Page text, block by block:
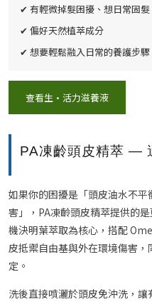
✔ 有輕微掉髮困擾、想日常固髮
✔ 偏好天然植萃成分
✔ 想要輕鬆融入日常的養護步驟
查看生·活力滋養液
PA凍齡頭皮精萃 —
如果你的困擾是「頭皮油水不
害」，PA凍齡頭皮精萃提供的
機決明葉萃取為核心，搭配
皮抵禦自由基與外在環境傷害
定。
洗後直接噴灑於頭皮免沖洗，